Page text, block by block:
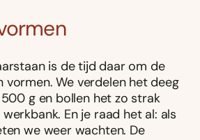
is de tijd daar om de
vormen. We verdelen het deeg
g en bollen het zo strak
En je raad het al: als
we weer wachten. De